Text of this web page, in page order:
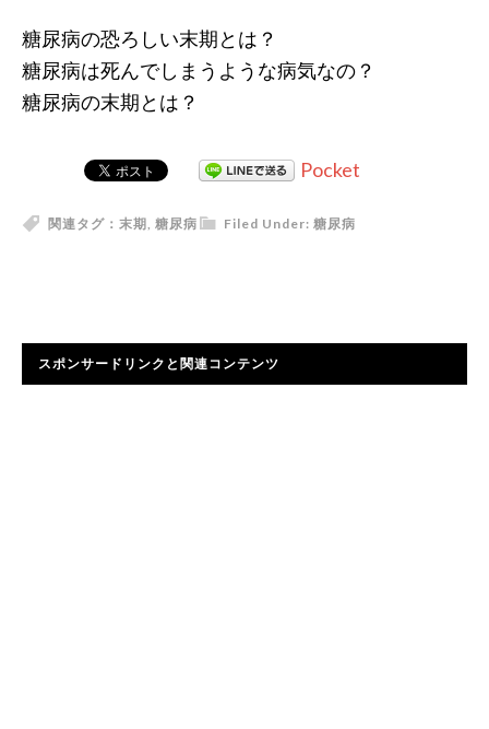
糖尿病の恐ろしい末期とは？
糖尿病は死んでしまうような病気なの？
糖尿病の末期とは？
Pocket
Filed Under: 糖尿病
関連タグ： 末期, 糖尿病
スポンサードリンクと関連コンテンツ